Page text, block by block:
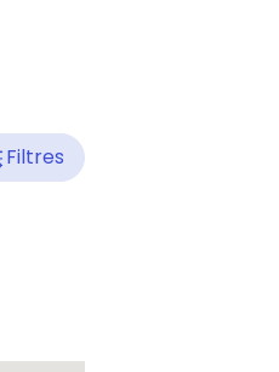
Filtres